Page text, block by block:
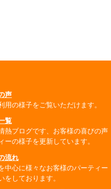
声
用の様子をご覧いただけます。
覧
熱ブログです、お客様の喜びの声
ーの様子を更新しています。
流れ
中心に様々なお客様のパーティー
をしております。